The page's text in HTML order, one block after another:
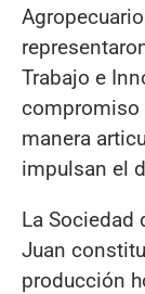
Trabajo e
compromiso
manera
impulsan el
La Sociedad
Juan
producción